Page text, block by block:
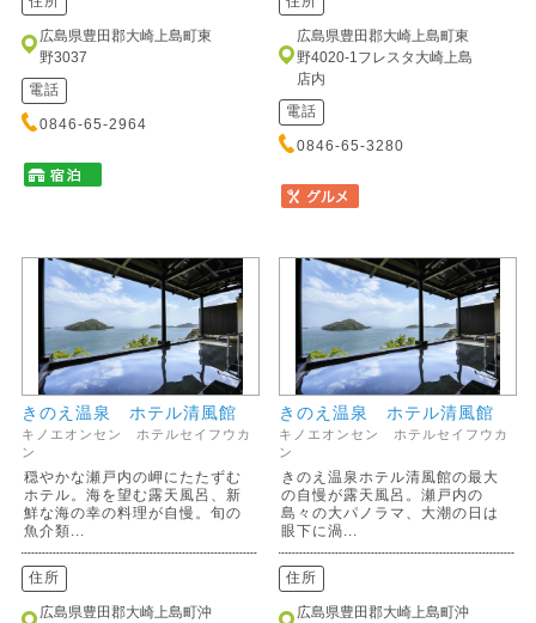
広島県豊田郡大崎上島町東
野3037
電話
0846-65-2964
広島県豊田郡大崎上島町東
野4020-1フレスタ大崎上島
店内
電話
0846-65-3280
きのえ温泉 ホテル清風館
キノエオンセン ホテルセイフウカ
ン
穏やかな瀬戸内の岬にたたずむ
ホテル。海を望む露天風呂、新
鮮な海の幸の料理が自慢。旬の
魚介類...
住所
広島県豊田郡大崎上島町沖
きのえ温泉 ホテル清風館
キノエオンセン ホテルセイフウカ
ン
きのえ温泉ホテル清風館の最大
の自慢が露天風呂。瀬戸内の
島々の大パノラマ、大潮の日は
眼下に渦...
住所
広島県豊田郡大崎上島町沖